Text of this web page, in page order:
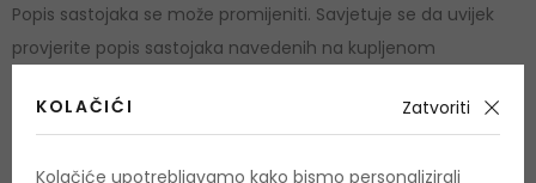
Popis sastojaka se može promijeniti. Savjetuje se da uvijek
provjerite popis sastojaka navedenih na kupljenom
Cruelty free DA
KOLAČIĆI Zatvoriti
Kolačiće upotrebljavamo kako bismo personalizirali